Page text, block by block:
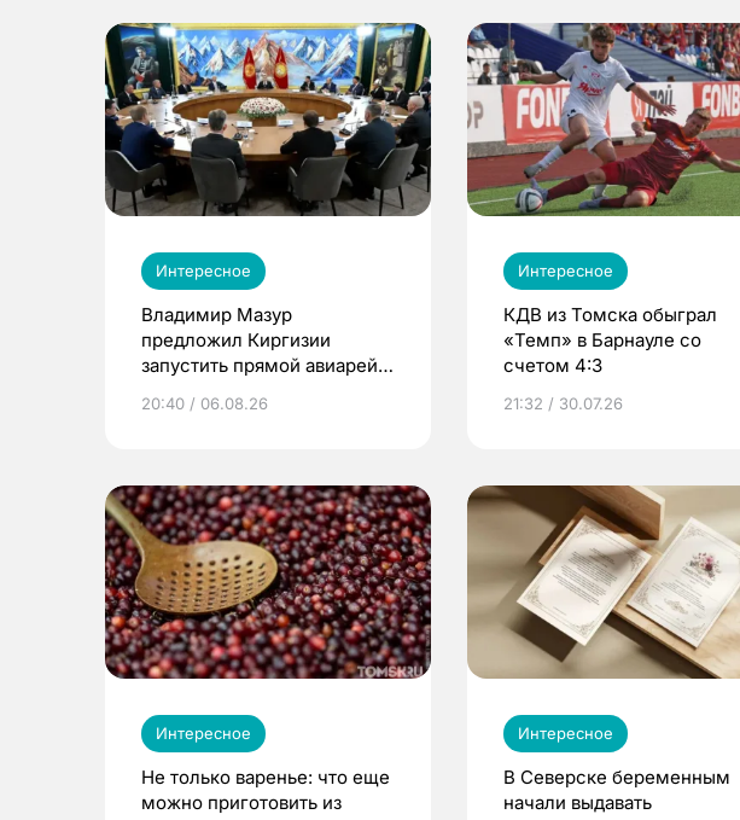
Интересное
Владимир Мазур
предложил Киргизии
запустить прямой авиарейс
20:40 / 06.08.26
Интересное
КДВ из Томска обыграл
«Темп» в Барнауле со
счетом 4:3
21:32 / 30.07.26
Интересное
Не только варенье: что еще
можно приготовить из
Интересное
В Северске беременным
начали выдавать